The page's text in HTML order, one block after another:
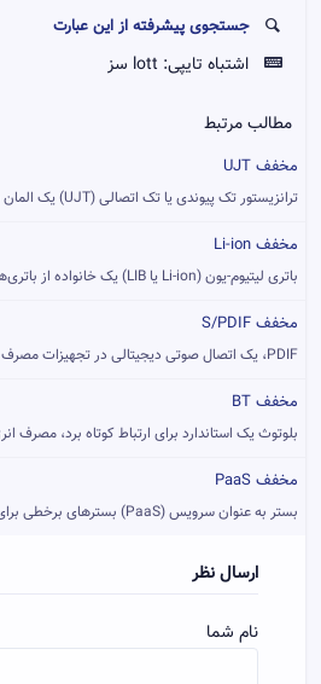
جستجوی پیشرفته از این عبارت
اشتباه تایپی: lott سز
مطالب مرتبط
مخفف UJT
ترانزیستور تک پیوندی یا تک اتصالی (UJT) یک المان نیمه هادی س...
مخفف Li-ion
باتری لیتیوم-یون (Li-ion یا LIB) یک خانواده از باتری‌های قاب...
مخفف S/PDIF
PDIF، یک اتصال صوتی دیجیتالی در تجهیزات مصرف کننده‌های صوتی ...
مخفف BT
بلوتوث یک استاندارد برای ارتباط کوتاه برد، مصرف
مخفف PaaS
بستر به عنوان سرویس (PaaS) بسترهای برخطی برای ایجاد، آزمایش ...
ارسال نظر
نام شما